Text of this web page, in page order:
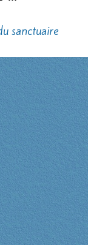
sanctuaire